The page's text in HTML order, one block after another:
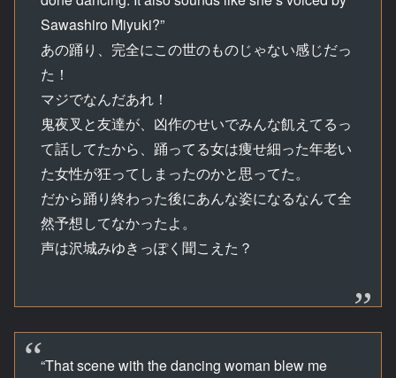
Sawashiro Miyuki?”
あの踊り、完全にこの世のものじゃない感じだっ
た！
マジでなんだあれ！
鬼夜叉と友達が、凶作のせいでみんな飢えてるっ
て話してたから、踊ってる女は痩せ細った年老い
た女性が狂ってしまったのかと思ってた。
だから踊り終わった後にあんな姿になるなんて全
然予想してなかったよ。
声は沢城みゆきっぽく聞こえた？
“That scene with the dancing woman blew me